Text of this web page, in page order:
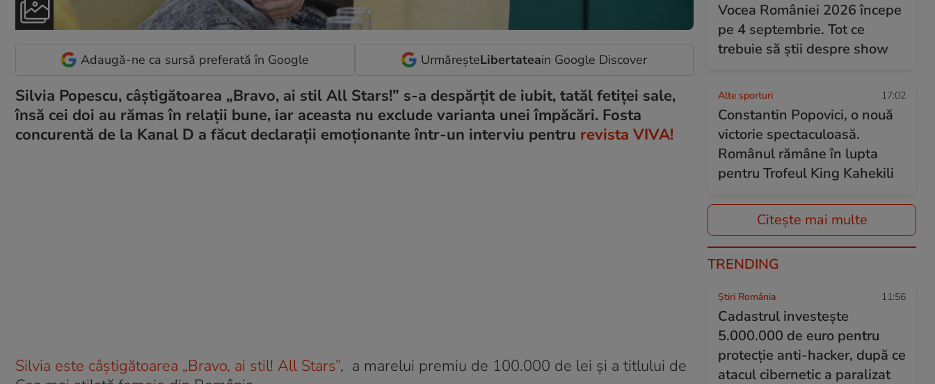
Adaugă-ne ca sursă preferată în Google UrmăreșteLibertateain Google Discover
Silvia Popescu, câştigătoarea „Bravo, ai stil All Stars!” s-a despărțit de iubit, tatăl fetiței sale,
însă cei doi au rămas în relații bune, iar aceasta nu exclude varianta unei împăcări. Fosta
concurentă de la Kanal D a făcut declarații emoționante într-un interviu pentru revista VIVA!
Silvia este câștigătoarea „Bravo, ai stil! All Stars”, a marelui premiu de 100.000 de lei și a titlului de
Vocea României 2026 începe
pe 4 septembrie. Tot ce
trebuie să știi despre show
Alte sporturi 17:02
Constantin Popovici, o nouă
victorie spectaculoasă.
Românul rămâne în lupta
pentru Trofeul King Kahekili
Citește mai multe
TRENDING
Știri România 11:56
Cadastrul investește
5.000.000 de euro pentru
protecție anti-hacker, după ce
atacul cibernetic a paralizat